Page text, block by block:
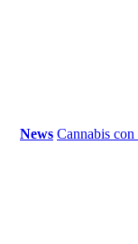
News Cannabis con